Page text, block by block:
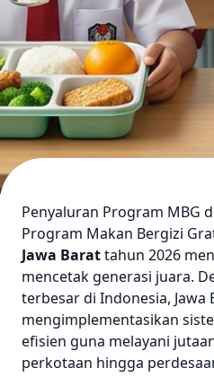
Penyaluran Program MBG
Program Makan Bergizi
Jawa Barattahun 2026
mencetak generasi juara.
terbesar di Indonesia, Jawa
mengimplementasikan
efisien guna melayani
perkotaan hingga